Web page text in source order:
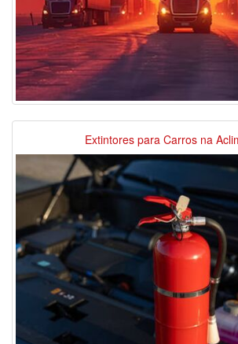
Extintores para Carros na